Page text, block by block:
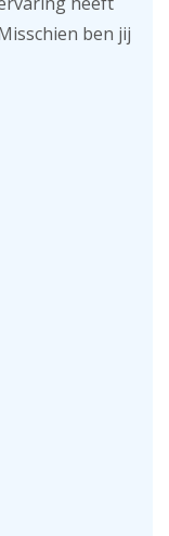
ben jij